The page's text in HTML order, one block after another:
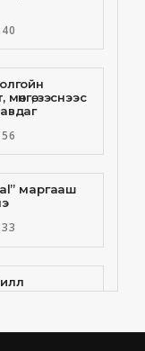
зэснээс
маргааш
банк